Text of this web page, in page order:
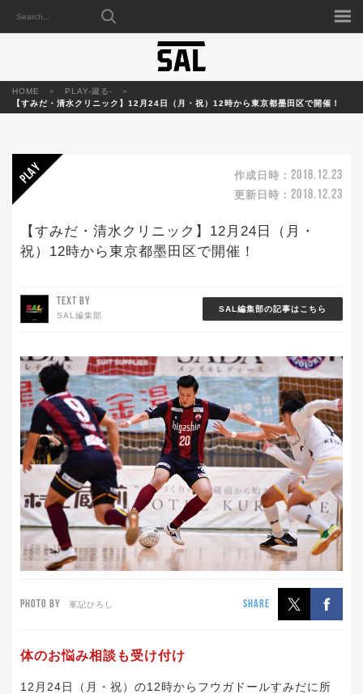
HOME
PLAY-蹴る-
【すみだ・清水クリニック】12月24日（月・祝）12時から東京都墨田区で開催！
作成日時： 2018.12.23
更新日時： 2018.12.23
【すみだ・清水クリニック】12月24日（月・
祝）12時から東京都墨田区で開催！
TEXT BY
SAL編集部
SAL編集部の記事はこちら
PHOTO BY 軍記ひろし SHARE
体のお悩み相談も受け付け
12月24日（月・祝）の12時からフウガドールすみだに所